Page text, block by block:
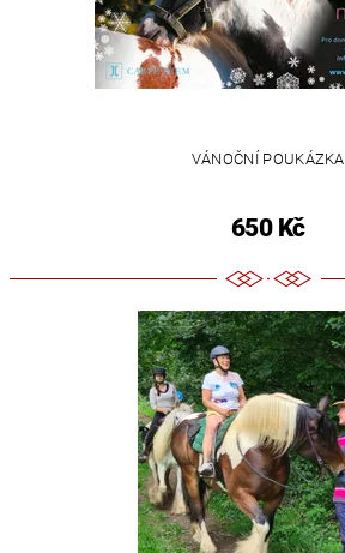
VÁNOČNÍ POUKÁZKA
650 Kč